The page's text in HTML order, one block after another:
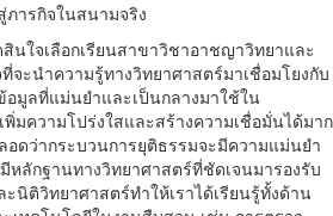
ภารกิจในสนามจริง
นใจเลือกเรียนสาขาวิชาอาชญาวิทยาและ
จะนำความรู้ทางวิทยาศาสตร์มาเชื่อมโยงกับ
มูลที่แม่นยำและเป็นกลางมาใช้ใน
มความโปร่งใสและสร้างความเชื่อมั่นได้มาก
ดว่ากระบวนการยุติธรรมจะมีความแม่นยำ
หลักฐานทางวิทยาศาสตร์ที่ชัดเจนมารองรับ
นิติวิทยาศาสตร์ทำให้เราได้เรียนรู้ทั้งด้าน